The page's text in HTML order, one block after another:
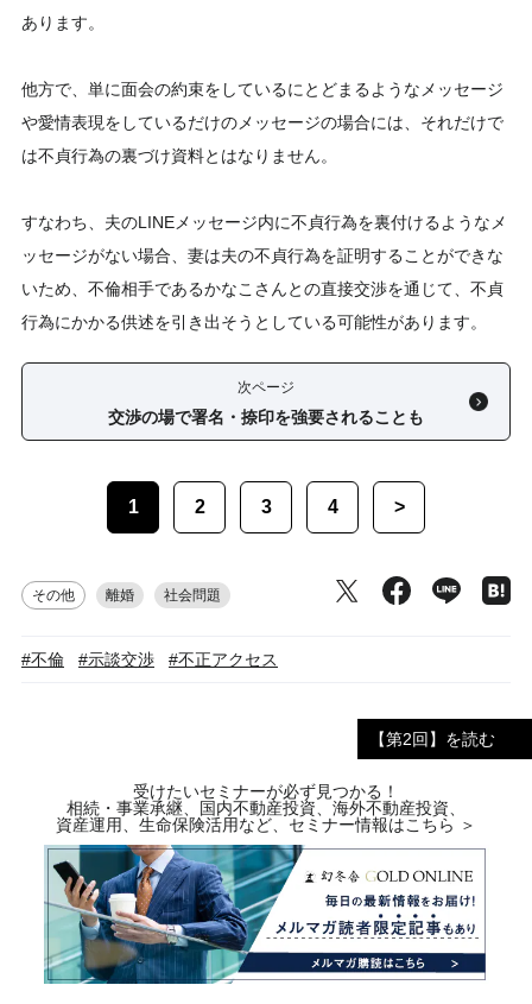
あります。
他方で、単に面会の約束をしているにとどまるようなメッセージ
や愛情表現をしているだけのメッセージの場合には、それだけで
は不貞行為の裏づけ資料とはなりません。
すなわち、夫のLINEメッセージ内に不貞行為を裏付けるようなメ
ッセージがない場合、妻は夫の不貞行為を証明することができな
いため、不倫相手であるかなこさんとの直接交渉を通じて、不貞
行為にかかる供述を引き出そうとしている可能性があります。
次ページ
交渉の場で署名・捺印を強要されることも
1 2 3 4 >
その他 離婚 社会問題
#不倫 #示談交渉 #不正アクセス
【第2回】を読む
受けたいセミナーが必ず見つかる！
相続・事業承継、国内不動産投資、海外不動産投資、
資産運用、生命保険活用など、セミナー情報はこちら ＞